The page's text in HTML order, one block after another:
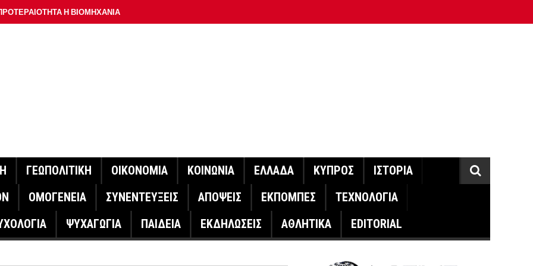
Η ΒΙΟΜΗΧΑΝΙΑ
Η ΠΛΑΤΦΟΡΜΑ
ΣΑΝ ΣΗΜΕΡΑ
Ο ΜΗΤΣΟΤΑΚΗΣ ΓΙΑ ΤΟΥΣ ΠΥΡΟΠΛΗΚΤΟΥΣ
ΕΡΕΥΝΗΤΗΣ ΣΤΗ ΔΑΝΙΑ ΣΧΕΔΙΑΖΕΙ DRONE ΓΙΑ ΤΗ
ΓΕΩΠΟΛΙΤΙΚΗ ΟΙΚΟΝΟΜΙΑ ΚΟΙΝΩΝΙΑ ΕΛΛΑΔΑ ΚΥΠΡΟΣ
ΙΣΤΟΡΙΑ
ΟΜΟΓΕΝΕΙΑ ΣΥΝΕΝΤΕΥΞΕΙΣ ΑΠΟΨΕΙΣ ΕΚΠΟΜΠΕΣ
ΤΕΧΝΟΛΟΓΙΑ
ΨΥΧΑΓΩΓΙΑ ΠΑΙΔΕΙΑ ΕΚΔΗΛΩΣΕΙΣ ΑΘΛΗΤΙΚΑ EDITORIAL